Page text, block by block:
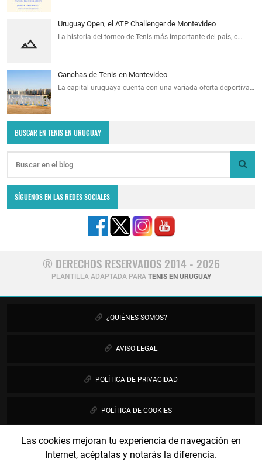
Las cookies mejoran tu experiencia de navegación en
Internet, acéptalas y notarás la diferencia.
Uruguay Open, el ATP Challenger de Montevideo
La historia del torneo de Tenis más importante del país, c…
Canchas de Tenis en Montevideo
La capital uruguaya cuenta con una variada oferta deportiva…
BUSCAR EN TENIS EN URUGUAY
SÍGUENOS EN LAS REDES SOCIALES
® DERECHOS RESERVADOS 2014 - 2026
PLANTILLA ADAPTADA PARA TENIS EN URUGUAY
¿QUIÉNES SOMOS?
AVISO LEGAL
POLÍTICA DE PRIVACIDAD
POLÍTICA DE COOKIES
PUBLICIDAD